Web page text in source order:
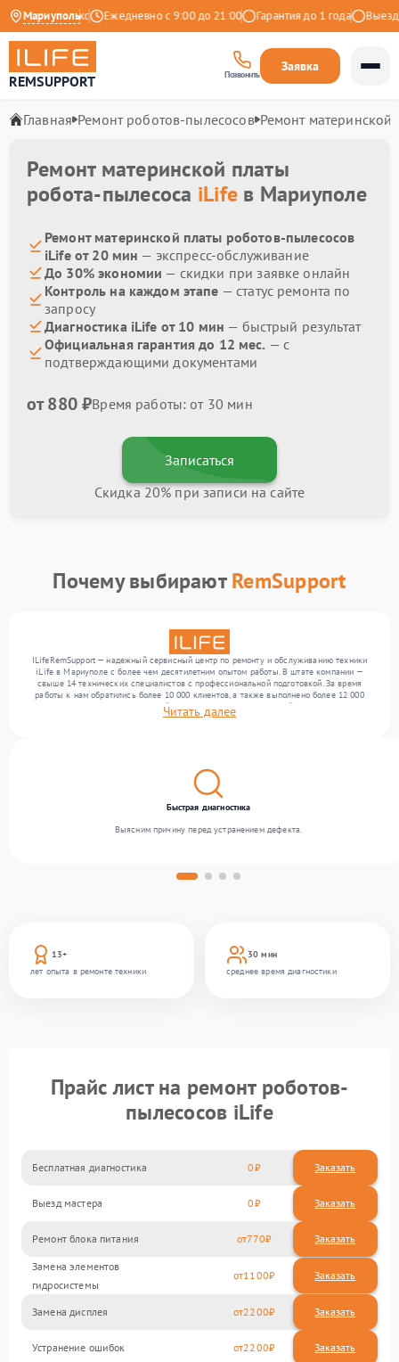
Мариуполь
4.9 на Яндекс Ежедневно с 9:00 до 21:00 Гарантия до 1 года Выезд
REMSUPPORT Позвонить
Заявка
Главная Ремонт роботов-пылесосов Ремонт материнской
Ремонт материнской платы
робота-пылесоса iLife в Мариуполе
Ремонт материнской платы роботов-пылесосов
iLife от 20 мин — экспресс-обслуживание
До 30% экономии — скидки при заявке онлайн
Контроль на каждом этапе — статус ремонта по
запросу
Диагностика iLife от 10 мин — быстрый результат
Официальная гарантия до 12 мес. — с
подтверждающими документами
от 880 ₽Время работы: от 30 мин
Записаться
Скидка 20% при записи на сайте
Почему выбираютRemSupport
ILifeRemSupport — надежный сервисный центр по ремонту и обслуживанию техники
iLife в Мариуполе с более чем десятилетним опытом работы. В штате компании —
свыше 14 технических специалистов с профессиональной подготовкой. За время
работы к нам обратились более 10 000 клиентов, а также выполнено более 12 000
ремонтов. Ежемесячно в сервисный центр поступает от 300 устройств, включая , , . Мы
работаем с широким спектром неисправностей и предлагаем стабильный уровень
Читать далее
13+
лет опыта в ремонте техники
30 мин
среднее время диагностики
Быстрая диагностика
Выясним причину перед устранением дефекта.
Прайс лист на ремонт роботов-
пылесосов iLife
Бесплатная диагностика 0 Заказать
Выезд мастера 0 Заказать
Ремонт блока питания 770
Замена элементов
гидросистемы
1100
Замена дисплея 2200
Устранение ошибок 2200